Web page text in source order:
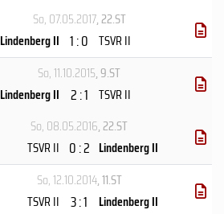
So, 07.05.2017, 22.ST
Lindenberg II 1 : 0 TSVR II
So, 11.10.2015, 9.ST
Lindenberg II 2 : 1 TSVR II
So, 08.05.2016, 22.ST
TSVR II 0 : 2 Lindenberg II
So, 12.10.2014, 11.ST
TSVR II 3 : 1
Lindenberg II